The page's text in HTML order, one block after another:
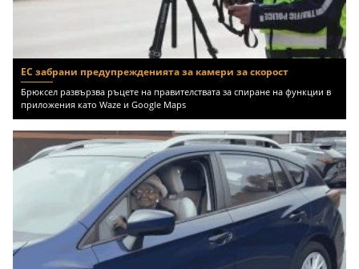
ЕС забрани предупрежденията за камери за скорост
Брюксел развързва ръцете на правителствата за спиране на функции в
приложения като Waze и Google Maps